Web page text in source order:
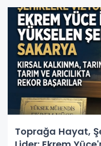
Toprağa Hayat,